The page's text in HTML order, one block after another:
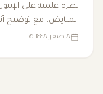
نظرة علمية على
المبايض، مع توضيح
الجانبية.
٨ صفر ١٤٤٨ هـ